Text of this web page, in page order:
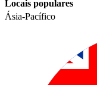
Locais populares​​
Ásia-Pacífico​​